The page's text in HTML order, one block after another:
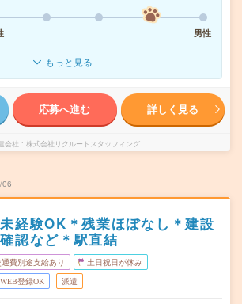
男性
もっと見る
応募へ進む 詳しく見る
会社 株式会社リクルートスタッフィング
06
未経験OK＊残業ほぼなし＊建設
認など＊駅直結
通費別途支給あり 土日祝日が休み
WEB登録OK 派遣